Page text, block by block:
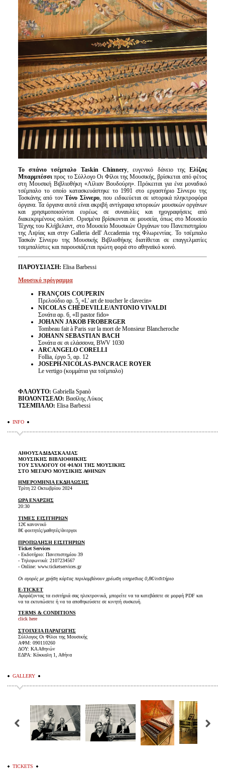
Το σπάνιο τσέμπαλο Taskin Chinnery , ευγενικό δάνειο τηςΕλίζας
Μπαρμπέσσι προς το Σύλλογο Οι Φίλοι της Μουσικής, βρίσκεται από φέτος
στη Μουσική Βιβλιοθήκη «Λίλιαν Βουδούρη». Πρόκειται για ένα μοναδικό
τσέμπαλο το οποίο κατασκευάστηκε το 1991 στο εργαστήριο Σίννερυ της
Τοσκάνης από τονTόνυ Σίννερυ, που ειδικεύεται σε ιστορικά πληκτροφόρα
όργανα. Τα όργανα αυτά είναι ακριβή αντίγραφα ιστορικών μουσικών οργάνων
και χρησιμοποιούνται ευρέως σε συναυλίες και ηχογραφήσεις από
διακεκριμένους σολίστ. Ορισμένα βρίσκονται σε μουσεία, όπως στο Μουσείο
Τέχνης του Κλήβελαντ, στο Μουσείο Μουσικών Οργάνων του Πανεπιστημίου
της Λιψίας και στην Galleria dell' Accademia της Φλωρεντίας. Το τσέμπαλο
Τασκάν Σίννερυ της Μουσικής Βιβλιοθήκης διατίθεται σε επαγγελματίες
τσεμπαλίστες και παρουσιάζεται πρώτη φορά στο αθηναϊκό κοινό.
ΠΑΡΟΥΣΙΑΣΗ: Elisa Barbessi
Μουσικό πρόγραμμα
FRANÇOIS COUPERIN
Πρελούδιο αρ. 5, «L' art de toucher le clavecin»
NICOLAS CHÉDEVILLE/ANTONIO VIVALDI
Σονάτα αρ. 6, «Il pastor fido»
JOHANN JAKOB FROBERGER
Tombeau fait à Paris sur la mort de Monsieur Blancheroche
JOHANN SEBASTIAN BACH
Σονάτα σε σι ελάσσονα, BWV 1030
ARCANGELO CORELLI
Follia, έργο 5, αρ. 12
JOSEPH-NICOLAS-PANCRACE ROYER
Le vertigo (κομμάτια για τσέμπαλο)
ΦΛΑΟΥΤΟ: Gabriella Spanò
ΒΙΟΛΟΝΤΣΕΛΟ: Βασίλης Λύκος
ΤΣΕΜΠΑΛΟ: Elisa Barbessi
INFO
ΑΙΘΟΥΣΑ ΔΙΔΑΣΚΑΛΙΑΣ
ΜΟΥΣΙΚΗΣ ΒΙΒΛΙΟΘΗΚΗΣ
ΤΟΥ ΣΥΛΛΟΓΟΥ ΟΙ ΦΙΛΟΙ ΤΗΣ ΜΟΥΣΙΚΗΣ
ΣΤΟ ΜΕΓΑΡΟ ΜΟΥΣΙΚΗΣ ΑΘΗΝΩΝ
ΗΜΕΡΟΜΗΝΙΑ ΕΚΔΗΛΩΣΗΣ
Τρίτη 22 Οκτωβρίου 2024
ΩΡΑ ΕΝΑΡΞΗΣ
20:30
ΤΙΜΕΣ ΕΙΣΙΤΗΡΙΩΝ
12€ κανονικό
8€ φοιτητές/μαθητές/άνεργοι
ΠΡΟΠΩΛΗΣΗ ΕΙΣΙΤΗΡΙΩΝ
Ticket Services
- Εκδοτήριο: Πανεπιστημίου 39
- Τηλεφωνικά: 2107234567
- Online: www.ticketservices.gr
Οι αγορές με χρήση κάρτας περιλαμβάνουν χρέωση υπηρεσιας 0,8€/εισιτήριο
E-TICKET
Αγοράζοντας τα εισιτήριά σας ηλεκτρονικά, μπορείτε να τα κατεβάσετε σε μορφή PDF και
να τα εκτυπώσετε ή να τα αποθηκεύσετε σε κινητή συσκευή.
TERMS & CONDITIONS
click here
ΣΤΟΙΧΕΙΑ ΠΑΡΑΓΩΓΗΣ
Σύλλογος Οι Φίλοι της Μουσικής
ΑΦΜ: 090110260
ΔΟΥ: ΚΑ Αθηνών
ΕΔΡΑ: Κόκκαλη 1, Αθήνα
GALLERY
TICKETS